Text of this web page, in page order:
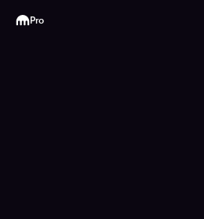
Kraken
Pro